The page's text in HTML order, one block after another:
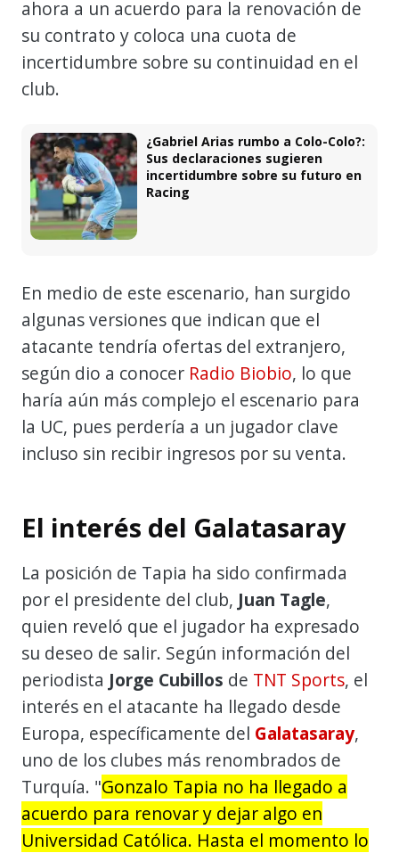
ahora a un acuerdo para la renovación de
su contrato y coloca una cuota de
incertidumbre sobre su continuidad en el
club.
¿Gabriel Arias rumbo a Colo-Colo?:
Sus declaraciones sugieren
incertidumbre sobre su futuro en
Racing
En medio de este escenario, han surgido
algunas versiones que indican que el
atacante tendría ofertas del extranjero,
según dio a conocer Radio Biobio, lo que
haría aún más complejo el escenario para
la UC, pues perdería a un jugador clave
incluso sin recibir ingresos por su venta.
El interés del Galatasaray
La posición de Tapia ha sido confirmada
por el presidente del club, Juan Tagle,
quien reveló que el jugador ha expresado
su deseo de salir. Según información del
periodista Jorge Cubillos de TNT Sports, el
interés en el atacante ha llegado desde
Europa, específicamente del Galatasaray,
uno de los clubes más renombrados de
Turquía. "Gonzalo Tapia no ha llegado a
acuerdo para renovar y dejar algo en
Universidad Católica. Hasta el momento lo